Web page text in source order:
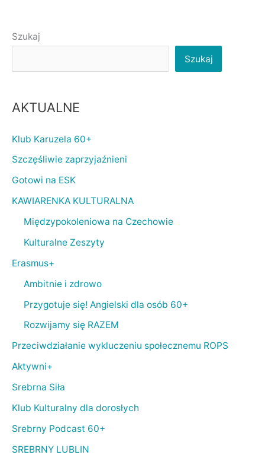
Szukaj
Szukaj
AKTUALNE
Klub Karuzela 60+
Szczęśliwie zaprzyjaźnieni
Gotowi na ESK
KAWIARENKA KULTURALNA
Międzypokoleniowa na Czechowie
Kulturalne Zeszyty
Erasmus+
Ambitnie i zdrowo
Przygotuje się! Angielski dla osób 60+
Rozwijamy się RAZEM
Przeciwdziałanie wykluczeniu społecznemu ROPS
Aktywni+
Srebrna Siła
Klub Kulturalny dla dorosłych
Srebrny Podcast 60+
SREBRNY LUBLIN